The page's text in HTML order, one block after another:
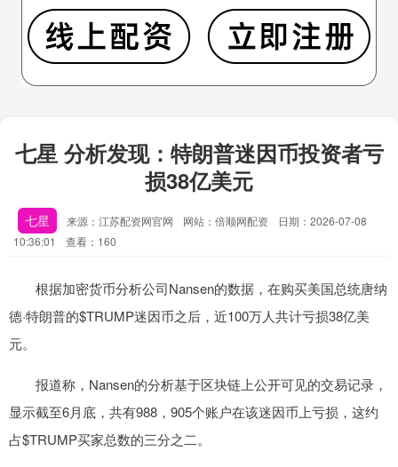
七星 分析发现：特朗普迷因币投资者亏
损38亿美元
七星 来源：江苏配资网官网 网站：倍顺网配资
日期：2026-07-08
10:36:01
查看：160
根据加密货币分析公司Nansen的数据，在购买美国总统唐纳
德·特朗普的$TRUMP迷因币之后，近100万人共计亏损38亿美
元。
报道称，Nansen的分析基于区块链上公开可见的交易记录，
显示截至6月底，共有988，905个账户在该迷因币上亏损，这约
占$TRUMP买家总数的三分之二。